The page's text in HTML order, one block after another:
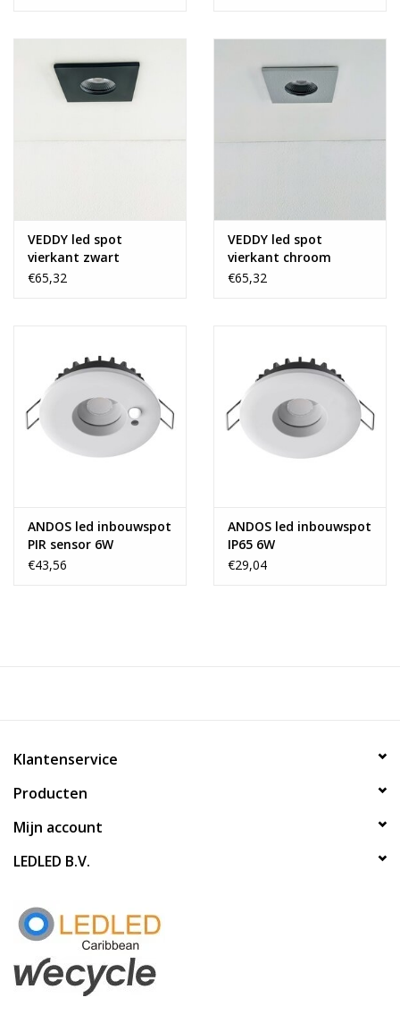
VEDDY led spot
vierkant zwart
dimbaar IP65
€65,32
VEDDY led spot
vierkant chroom
dimbaar IP65
€65,32
ANDOS led inbouwspot
PIR sensor 6W
€43,56
ANDOS led inbouwspot
IP65 6W
€29,04
Klantenservice
Producten
Mijn account
LEDLED B.V.